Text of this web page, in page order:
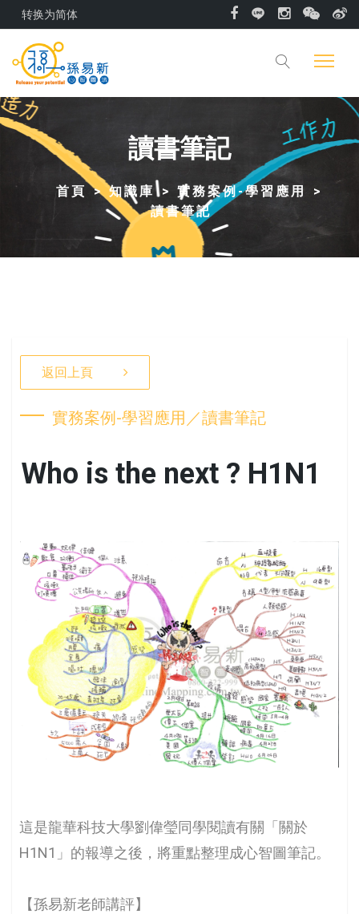
转换为简体
讀書筆記
首頁 知識庫
實務案例-學習應用
讀書筆記
返回上頁
實務案例-學習應用／讀書筆記
Who is the next ? H1N1
這是龍華科技大學劉偉瑩同學閱讀有關「關於
H1N1」的報導之後，將重點整理成心智圖筆記。
【孫易新老師講評】